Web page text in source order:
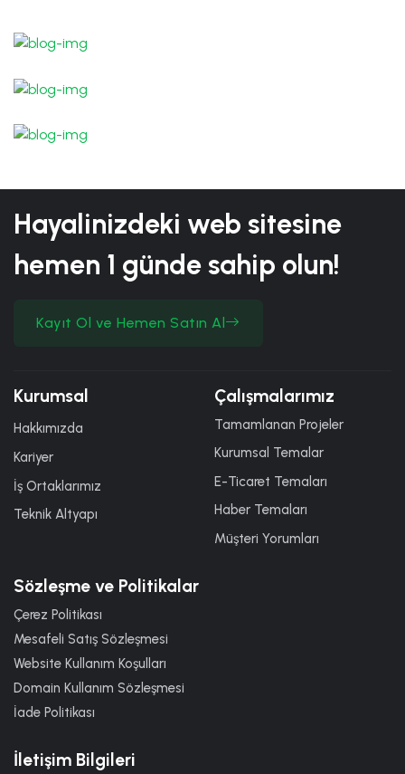
Hayalinizdeki web sitesine
hemen 1 gündesahip olun!
Kayıt Ol ve Hemen Satın Al
Kurumsal
Hakkımızda
Kariyer
İş Ortaklarımız
Teknik Altyapı
Çalışmalarımız
Tamamlanan Projeler
Kurumsal Temalar
E-Ticaret Temaları
Haber Temaları
Müşteri Yorumları
Sözleşme ve Politikalar
Çerez Politikası
Mesafeli Satış Sözleşmesi
Website Kullanım Koşulları
Domain Kullanım Sözleşmesi
İade Politikası
İletişim Bilgileri